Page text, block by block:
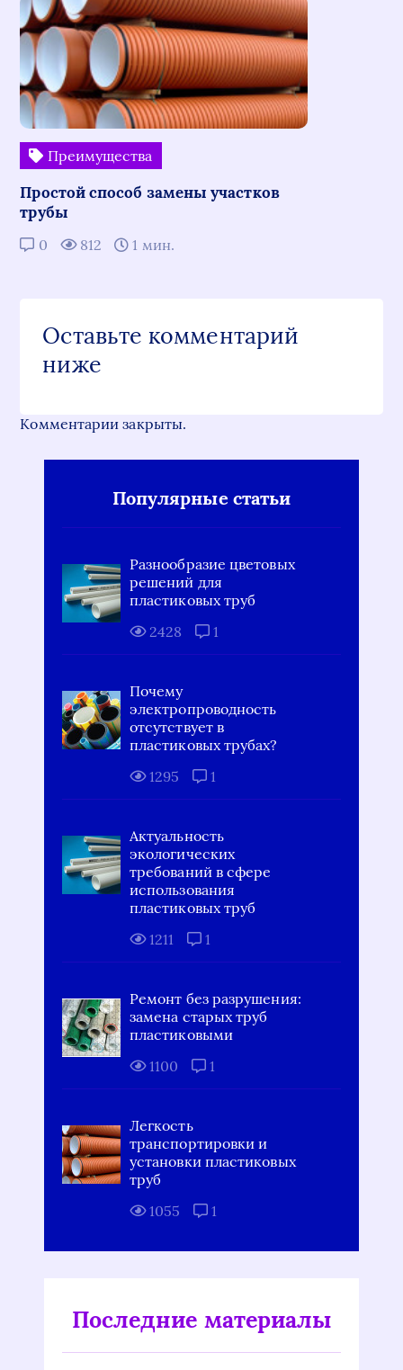
Преимущества
Простой способ замены участков
трубы
0 812 1 мин.
Оставьте комментарий
ниже
Комментарии закрыты.
Популярные статьи
Разнообразие цветовых
решений для
пластиковых труб
2428
1
Почему
электропроводность
отсутствует в
пластиковых трубах?
1295
1
Актуальность
экологических
требований в сфере
использования
пластиковых труб
1211
1
Ремонт без разрушения:
замена старых труб
пластиковыми
1100
1
Легкость
транспортировки и
установки пластиковых
труб
1055
1
Последние материалы